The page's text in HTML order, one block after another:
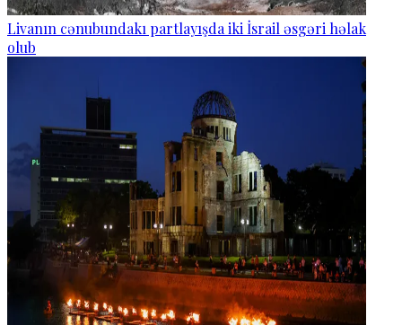
Livanın cənubundakı partlayışda iki İsrail əsgəri həlak
olub